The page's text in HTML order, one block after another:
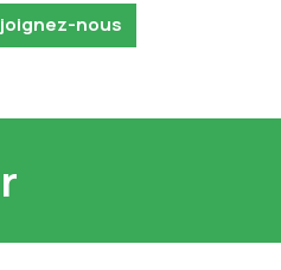
nous